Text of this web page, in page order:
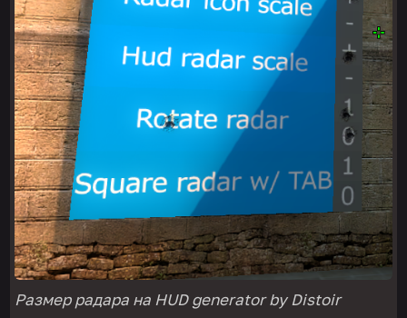
Размер радара на HUD generator by Distoir